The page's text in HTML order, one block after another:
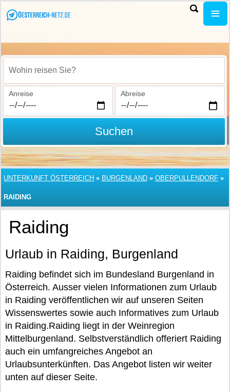
Wohin reisen Sie?
Anreise Abreise
Suchen
UNTERKUNFT ÖSTERREICH » BURGENLAND » OBERPULLENDORF »
RAIDING
Raiding
Urlaub in Raiding, Burgenland
Raiding befindet sich im Bundesland Burgenland in
Österreich. Ausser vielen Informationen zum Urlaub
in Raiding veröffentlichen wir auf unseren Seiten
Wissenswertes sowie auch Informatives zum Urlaub
in Raiding.Raiding liegt in der Weinregion
Mittelburgenland. Selbstverständlich offeriert Raiding
auch ein umfangreiches Angebot an
Urlaubsunterkünften. Das Angebot listen wir weiter
unten auf dieser Seite.